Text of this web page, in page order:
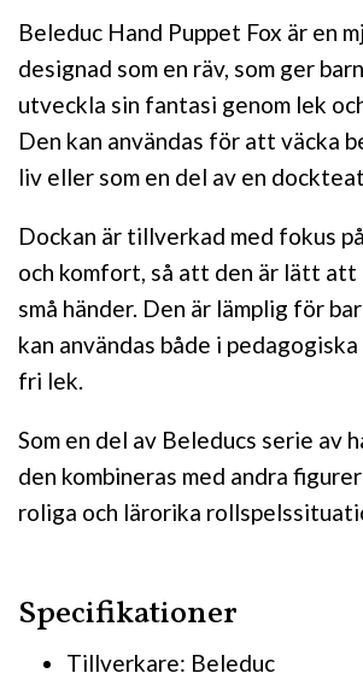
Beleduc Hand Puppet Fox är en
designad som en räv, som ger
utveckla sin fantasi genom lek
Den kan användas för att väcka
liv eller som en del av en
Dockan är tillverkad med fokus
och komfort, så att den är lätt att
små händer. Den är lämplig för
kan användas både i
fri lek.
Som en del av Beleducs serie av
den kombineras med andra
roliga och lärorika
Specifikationer
Tillverkare: Beleduc